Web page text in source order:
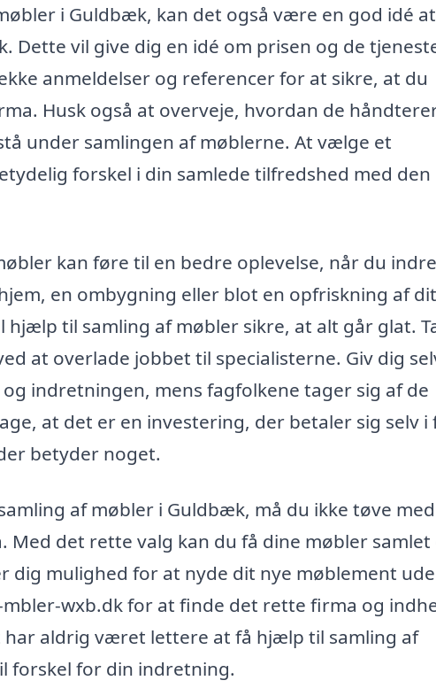
i Guldbæk, kan det også være en god idé at
Dette vil give dig en idé om prisen og de
anmeldelser og referencer for at sikre, at du
Husk også at overveje, hvordan de
under samlingen af møblerne. At vælge et
forskel i din samlede tilfredshed med den
kan føre til en bedre oplevelse, når du
en ombygning eller blot en opfriskning af dit
til samling af møbler sikre, at alt går glat.
at overlade jobbet til specialisterne. Giv dig
indretningen, mens fagfolkene tager sig af de
at det er en investering, der betaler sig selv i
betyder noget.
af møbler i Guldbæk, må du ikke tøve
det rette valg kan du få dine møbler samlet
dig mulighed for at nyde dit nye møblement
wxb.dk for at finde det rette firma og
har aldrig været lettere at få hjælp til samling af
forskel for din indretning.